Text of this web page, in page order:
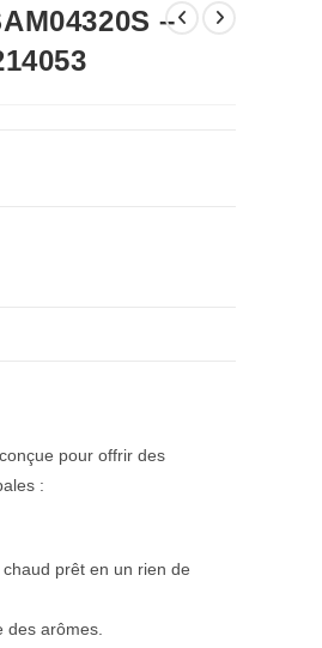
–
pour offrir des
:
prêt en un rien de
arômes.